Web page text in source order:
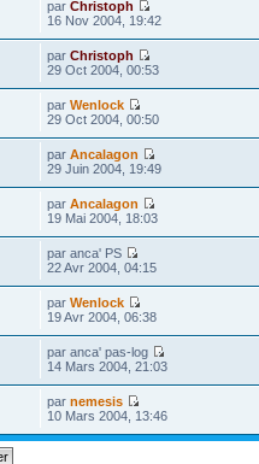
parChristoph
16 Nov 2004, 19:42
parChristoph
29 Oct 2004, 00:53
parWenlock
29 Oct 2004, 00:50
parAncalagon
29 Juin 2004, 19:49
parAncalagon
19 Mai 2004, 18:03
par anca' PS
22 Avr 2004, 04:15
parWenlock
19 Avr 2004, 06:38
par anca' pas-log
14 Mars 2004, 21:03
parnemesis
10 Mars 2004, 13:46